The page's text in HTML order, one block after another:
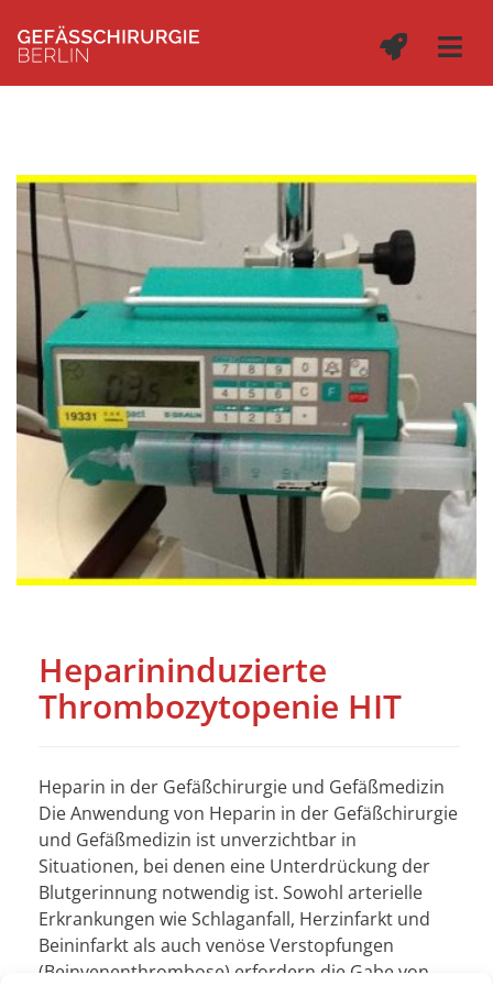
Heparininduzierte
Thrombozytopenie HIT
Heparin in der Gefäßchirurgie und Gefäßmedizin
Die Anwendung von Heparin in der Gefäßchirurgie
und Gefäßmedizin ist unverzichtbar in
Situationen, bei denen eine Unterdrückung der
Blutgerinnung notwendig ist. Sowohl arterielle
Erkrankungen wie Schlaganfall, Herzinfarkt und
Beininfarkt als auch venöse Verstopfungen
(Beinvenenthrombose) erfordern die Gabe von